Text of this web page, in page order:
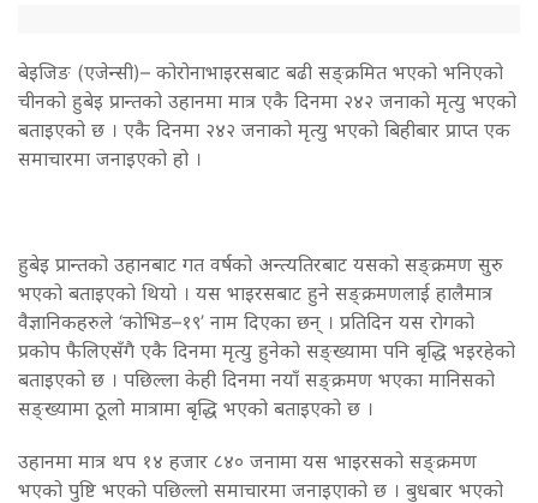
बेइजिङ (एजेन्सी)– कोरोनाभाइरसबाट बढी सङ्क्रमित भएको भनिएको
चीनको हुबेइ प्रान्तको उहानमा मात्र एकै दिनमा २४२ जनाको मृत्यु भएको
बताइएको छ । एकै दिनमा २४२ जनाको मृत्यु भएको बिहीबार प्राप्त एक
समाचारमा जनाइएको हो ।
हुबेइ प्रान्तको उहानबाट गत वर्षको अन्त्यतिरबाट यसको सङ्क्रमण सुरु
भएको बताइएको थियो । यस भाइरसबाट हुने सङ्क्रमणलाई हालैमात्र
वैज्ञानिकहरुले ‘कोभिड–१९’ नाम दिएका छन् । प्रतिदिन यस रोगको
प्रकोप फैलिएसँगै एकै दिनमा मृत्यु हुनेको सङ्ख्यामा पनि बृद्धि भइरहेको
बताइएको छ । पछिल्ला केही दिनमा नयाँ सङ्क्रमण भएका मानिसको
सङ्ख्यामा ठूलो मात्रामा बृद्धि भएको बताइएको छ ।
उहानमा मात्र थप १४ हजार ८४० जनामा यस भाइरसको सङ्क्रमण
भएको पुष्टि भएको पछिल्लो समाचारमा जनाइएाको छ । बुधबार भएको